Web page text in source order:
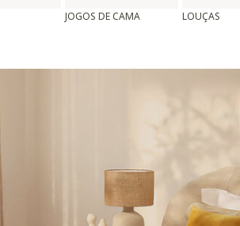
JOGOS DE CAMA LOUÇAS